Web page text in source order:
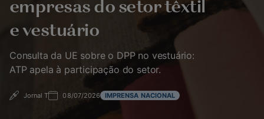
empresas do setor têxtil
e vestuário
Consulta da UE sobre o DPP no vestuário:
ATP apela à participação do setor.
Jornal T 08/07/2026 IMPRENSA NACIONAL